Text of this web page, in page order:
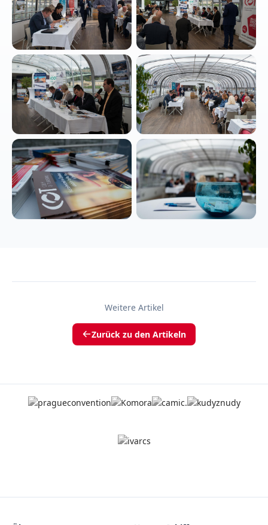
Weitere Artikel
Zurück zu den Artikeln